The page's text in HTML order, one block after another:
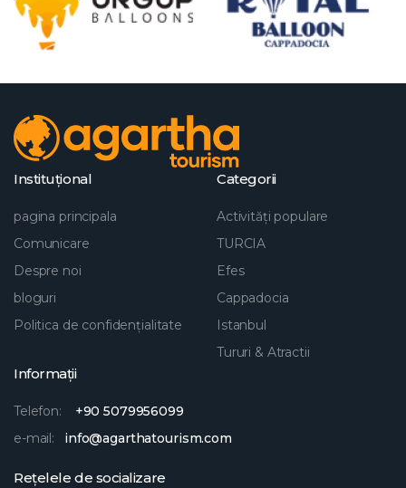
Instituţional
pagina principala
Comunicare
Despre noi
bloguri
Politica de confidențialitate
Categorii
Activități populare
TURCIA
Efes
Cappadocia
Istanbul
Tururi & Atractii
Informații
Telefon:
+90 5079956099
e-mail:
info@agarthatourism.com
Rețelele de socializare